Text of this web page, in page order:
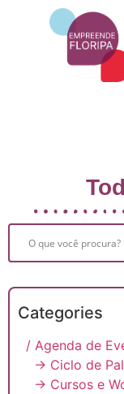
Categories
/ Agenda de
→ Ciclo de
→ Cursos e